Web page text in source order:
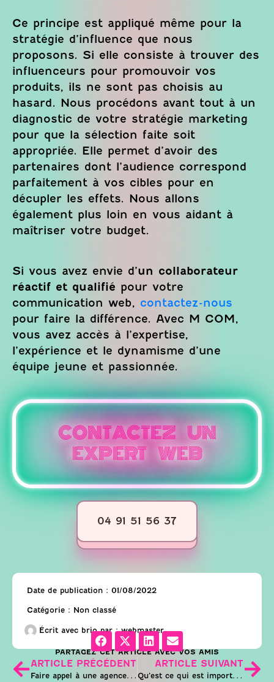
Ce principe est appliqué même pour la
stratégie d’influence que nous
proposons. Si elle consiste à trouver des
influenceurs pour promouvoir vos
produits, ils ne sont pas choisis au
hasard. Nous procédons avant tout à un
diagnostic de votre stratégie marketing
pour que la sélection faite soit
appropriée. Elle permet d’avoir des
partenaires dont l’audience correspond
parfaitement à vos cibles pour en
décupler les effets. Nous allons
également plus loin en vous aidant à
maîtriser votre budget.
Si vous avez envie d’un collaborateur
réactif et qualifié pour votre
communication web, contactez-nous
pour faire la différence. Avec M COM,
vous avez accès à l’expertise,
l’expérience et le dynamisme d’une
équipe jeune et passionnée.
CONTACTEZ UN
EXPERT WEB
04 91 51 56 37
Date de publication : 01/08/2022
Catégorie : Non classé
Écrit avec brio par :webmaster
PARTAGEZ CET ARTICLE AVEC VOS AMIS
ARTICLE PRÉCÉDENT
Faire appel à une agence web à Marseille
ARTICLE SUIVANT
Qu’est ce qui est important dans un site internet ?